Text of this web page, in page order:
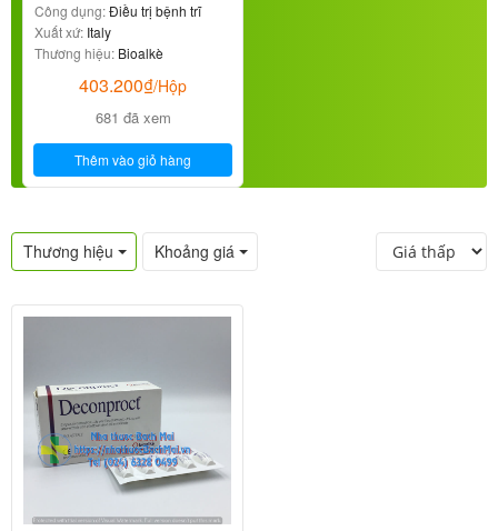
Công dụng:Điều trị bệnh trĩ
Xuất xứ: Italy
Thương hiệu: Bioalkè
403.200₫/Hộp
681 đã xem
Thêm vào giỏ hàng
Thương hiệu Khoảng giá